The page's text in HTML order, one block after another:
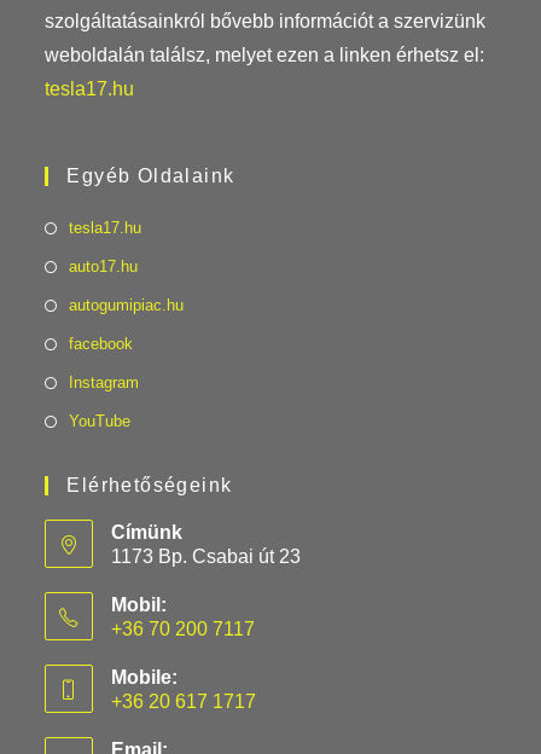
szolgáltatásainkról bővebb információt a szervizünk
weboldalán találsz, melyet ezen a linken érhetsz el:
tesla17.hu
Egyéb Oldalaink
tesla17.hu
auto17.hu
autogumipiac.hu
facebook
Instagram
YouTube
Elérhetőségeink
Címünk
1173 Bp. Csabai út 23
Mobil:
+36 70 200 7117
Mobile:
+36 20 617 1717